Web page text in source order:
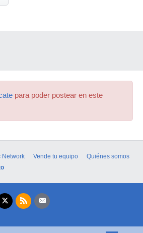
para poder postear en este
Network Vende tu equipo
Quiénes somos